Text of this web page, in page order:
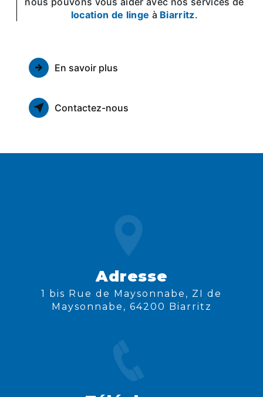
location de linge à Biarritz.
En savoir plus
Contactez-nous
Adresse
1 bis Rue de Maysonnabe, ZI de
Maysonnabe, 64200 Biarritz